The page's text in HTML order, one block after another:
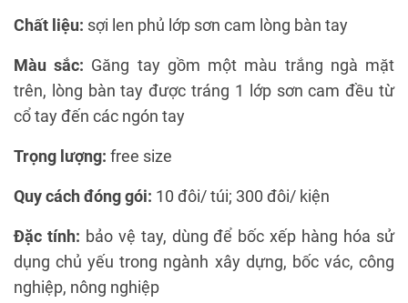
Chất liệu: sợi len phủ lớp sơn cam lòng bàn tay
Màu sắc: Găng tay gồm một màu trắng ngà mặt
trên, lòng bàn tay được tráng 1 lớp sơn cam đều từ
cổ tay đến các ngón tay
Trọng lượng: free size
Quy cách đóng gói: 10 đôi/ túi; 300 đôi/ kiện
Đặc tính: bảo vệ tay, dùng để bốc xếp hàng hóa sử
dụng chủ yếu trong ngành xây dựng, bốc vác, công
nghiệp, nông nghiệp